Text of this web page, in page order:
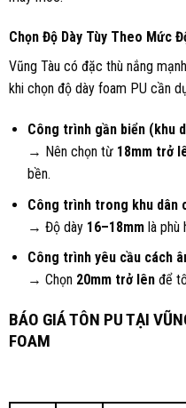
Chọn Độ Dày Tùy Theo Mức
Vũng Tàu có đặc thù nắng
khi chọn độ dày foam PU cần
Công trình gần biển (khu
→ Nên chọn từ 18mm trở
bền.
Công trình trong khu dân
→ Độ dày 16–18mmlà phù
Công trình yêu cầu cách
→ Chọn 20mm trở lênđể
BÁO GIÁ TÔN PU TẠI
FOAM